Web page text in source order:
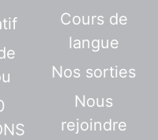
Cours de
langue
Nos sorties
Nous
rejoindre